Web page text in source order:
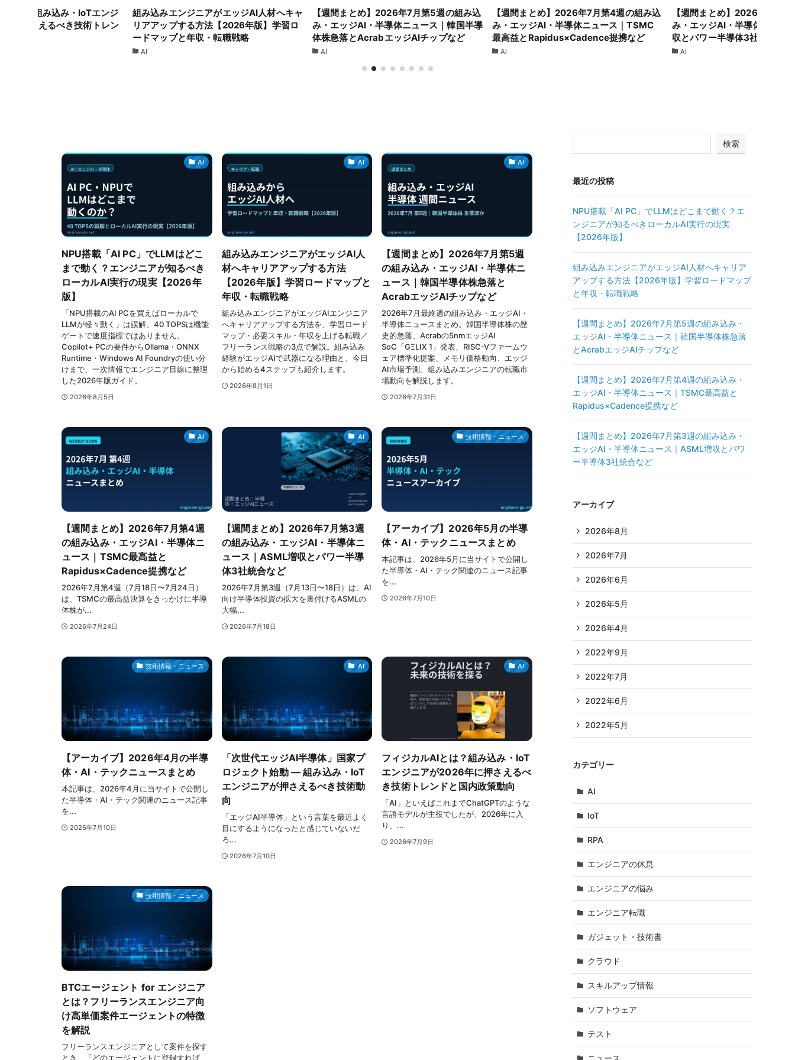
とは？組み込み・IoTエンジ
に押さえるべき技術トレン
組み込みエンジニアがエッジAI人材へキャ
リアアップする方法【2026年版】学習ロ
ードマップと年収・転職戦略
AI
【週間まとめ】2026年7月第5週の組み込
み・エッジAI・半導体ニュース｜韓国半導
体株急落とAcrabエッジAIチップなど
AI
【週間まとめ】2026年7月第4週の組み込
み・エッジAI・半導体ニュース｜TSMC
最高益とRapidus×Cadence提携など
AI
【週間まとめ】2026年7月第
み・エッジAI・半導体ニュー
収とパワー半導体3社統合など
AI
AI
NPU搭載「AI PC」でLLMはどこ
まで動く？エンジニアが知るべき
ローカルAI実行の現実【2026年
版】
「NPU搭載のAI PCを買えばローカルで
LLMが軽々動く」は誤解。40 TOPSは機能
ゲートで速度指標ではありません。
Copilot+ PCの要件からOllama・ONNX
Runtime・Windows AI Foundryの使い分
けまで、一次情報でエンジニア目線に整理
した2026年版ガイド。
2026年8月5日
AI
組み込みエンジニアがエッジAI人
材へキャリアアップする方法
【2026年版】学習ロードマップと
年収・転職戦略
組み込みエンジニアがエッジAIエンジニア
へキャリアアップする方法を、学習ロード
マップ・必要スキル・年収を上げる転職／
フリーランス戦略の3点で解説。組み込み
経験がエッジAIで武器になる理由と、今日
から始める4ステップも紹介します。
2026年8月1日
AI
【週間まとめ】2026年7月第5週
の組み込み・エッジAI・半導体ニ
ュース｜韓国半導体株急落と
AcrabエッジAIチップなど
2026年7月最終週の組み込み・エッジAI・
半導体ニュースまとめ。韓国半導体株の歴
史的急落、Acrabの5nmエッジAI
SoC「GΞLIX 1」発表、RISC-Vファームウ
ェア標準化提案、メモリ価格動向、エッジ
AI市場予測、組み込みエンジニアの転職市
場動向を解説します。
2026年7月31日
AI
【週間まとめ】2026年7月第4週
の組み込み・エッジAI・半導体ニ
ュース｜TSMC最高益と
Rapidus×Cadence提携など
2026年7月第4週（7月18日〜7月24日）
は、TSMCの最高益決算をきっかけに半導
体株が...
2026年7月24日
AI
【週間まとめ】2026年7月第3週
の組み込み・エッジAI・半導体ニ
ュース｜ASML増収とパワー半導
体3社統合など
2026年7月第3週（7月13日〜18日）は、AI
向け半導体投資の拡大を裏付けるASMLの
大幅...
2026年7月18日
技術情報・ニュース
【アーカイブ】2026年5月の半導
体・AI・テックニュースまとめ
本記事は、2026年5月に当サイトで公開し
た半導体・AI・テック関連のニュース記事
を...
2026年7月10日
技術情報・ニュース
【アーカイブ】2026年4月の半導
体・AI・テックニュースまとめ
本記事は、2026年4月に当サイトで公開し
た半導体・AI・テック関連のニュース記事
を...
2026年7月10日
AI
「次世代エッジAI半導体」国家プ
ロジェクト始動 ― 組み込み・IoT
エンジニアが押さえるべき技術動
向
「エッジAI半導体」という言葉を最近よく
目にするようになったと感じていないだ
ろ...
2026年7月10日
AI
フィジカルAIとは？組み込み・IoT
エンジニアが2026年に押さえるべ
き技術トレンドと国内政策動向
「AI」といえばこれまでChatGPTのような
言語モデルが主役でしたが、2026年に入
り、...
2026年7月9日
技術情報・ニュース
BTCエージェント for エンジニア
とは？フリーランスエンジニア向
け高単価案件エージェントの特徴
を解説
フリーランスエンジニアとして案件を探す
とき、「どのエージェントに登録すれば
検索
最近の投稿
NPU搭載「AI PC」でLLMはどこまで動く？エ
ンジニアが知るべきローカルAI実行の現実
【2026年版】
組み込みエンジニアがエッジAI人材へキャリア
アップする方法【2026年版】学習ロードマップ
と年収・転職戦略
【週間まとめ】2026年7月第5週の組み込み・
エッジAI・半導体ニュース｜韓国半導体株急落
とAcrabエッジAIチップなど
【週間まとめ】2026年7月第4週の組み込み・
エッジAI・半導体ニュース｜TSMC最高益と
Rapidus×Cadence提携など
【週間まとめ】2026年7月第3週の組み込み・
エッジAI・半導体ニュース｜ASML増収とパワ
ー半導体3社統合など
アーカイブ
2026年8月
2026年7月
2026年6月
2026年5月
2026年4月
2022年9月
2022年7月
2022年6月
2022年5月
カテゴリー
AI
IoT
RPA
エンジニアの休息
エンジニアの悩み
エンジニア転職
ガジェット・技術書
クラウド
スキルアップ情報
ソフトウェア
テスト